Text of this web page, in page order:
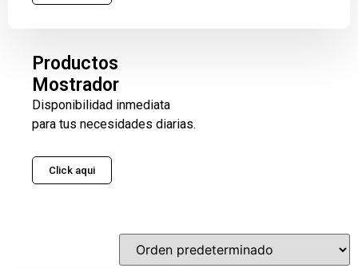
Productos
Mostrador
Disponibilidad inmediata
para tus necesidades diarias.
Click aqui